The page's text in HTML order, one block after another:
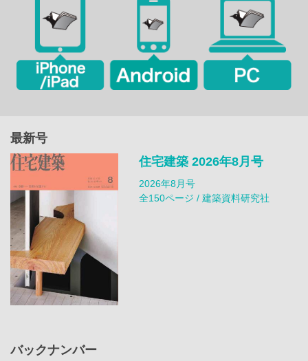
最新号
住宅建築 2026年8月号
2026年8月号
全150ページ / 建築資料研究社
バックナンバー